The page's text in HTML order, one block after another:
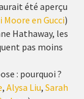
été aperçu
Moore en Gucci)
Hathaway, les
pas moins
: pourquoi ?
, Alysa Liu, Sarah